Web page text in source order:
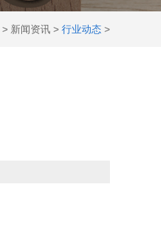
> 新闻资讯 > 行业动态 >